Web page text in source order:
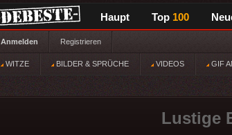
Haupt Top 100
Anmelden Registrieren
WITZE BILDER & SPRÜCHE VIDEOS GIF
Lustige